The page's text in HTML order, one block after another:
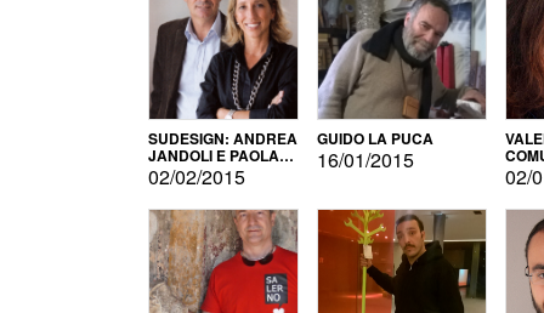
SUDESIGN: ANDREA
JANDOLI E PAOLA
PISAPIA
02/02/2015
GUIDO LA PUCA
16/01/2015
02/